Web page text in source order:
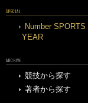
SPECIAL
Number SPORTS
YEAR
ARCHIVE
競技から探す
著者から探す